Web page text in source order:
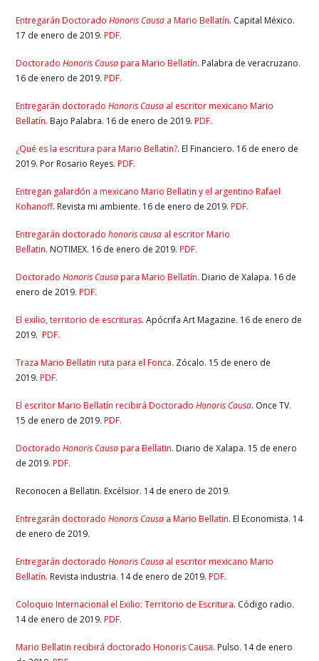
Entregarán DoctoradoHonoris Causa a Mario Bellatín. Capital México.
17 de enero de 2019.PDF.
DoctoradoHonoris Causapara Mario Bellatín. Palabra de veracruzano.
16 de enero de 2019.PDF.
Entregarán doctoradoHonoris Causa al escritor mexicano Mario
Bellatín. Bajo Palabra. 16 de enero de 2019.PDF.
¿Qué es la escritura para Mario Bellatin?. El Financiero. 16 de enero de
2019. Por Rosario Reyes.PDF.
Entregan galardón a mexicano Mario Bellatin y el argentino Rafael
Kohanoff. Revista mi ambiente. 16 de enero de 2019.PDF.
Entregarán doctoradohonoris causa al escritor Mario
Bellatin. NOTIMEX. 16 de enero de 2019.PDF.
DoctoradoHonoris Causapara Mario Bellatín. Diario de Xalapa. 16 de
enero de 2019.PDF.
El exilio, territorio de escrituras. Apócrifa Art Magazine. 16 de enero de
2019.PDF.
Traza Mario Bellatin ruta para el Fonca. Zócalo. 15 de enero de
2019.PDF.
El escritor Mario Bellatín recibirá DoctoradoHonoris Causa. Once TV.
15 de enero de 2019.PDF.
DoctoradoHonoris Causapara Bellatin. Diario de Xalapa. 15 de enero
de 2019.PDF.
Reconocen a Bellatin. Excélsior. 14 de enero de 2019.
Entregarán doctoradoHonoris Causa a Mario Bellatin. El Economista. 14
de enero de 2019.
Entregarán doctoradoHonoris Causa al escritor mexicano Mario
Bellatín. Revista industria. 14 de enero de 2019.PDF.
Coloquio Internacional el Exilio: Territorio de Escritura. Código radio.
14 de enero de 2019.PDF.
Mario Bellatin recibirá doctorado Honoris Causa. Pulso. 14 de enero